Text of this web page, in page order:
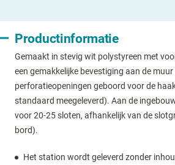
Productinformatie
Gemaakt in stevig wit polystyreen met
een gemakkelijke bevestiging aan de
perforatieopeningen geboord voor de
standaard meegeleverd). Aan de
voor 20-25 sloten, afhankelijk van de
bord).
Het station wordt geleverd zonder